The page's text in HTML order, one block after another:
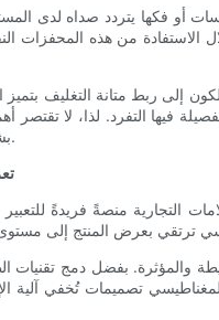
أو فكها يتردد صداه لدى
الاستفادة من هذه
إلى ربط متانة التغليف بتميز
فيها التفرد. لذا، لا
بشكل أساسي في بناء روابط عاطفية إيجابية وقيمة مُدركة.
التجارية منصةً فريدةً
والمؤثرة. بفضل دمج تقنيات
تصميمات تُخفي آلية